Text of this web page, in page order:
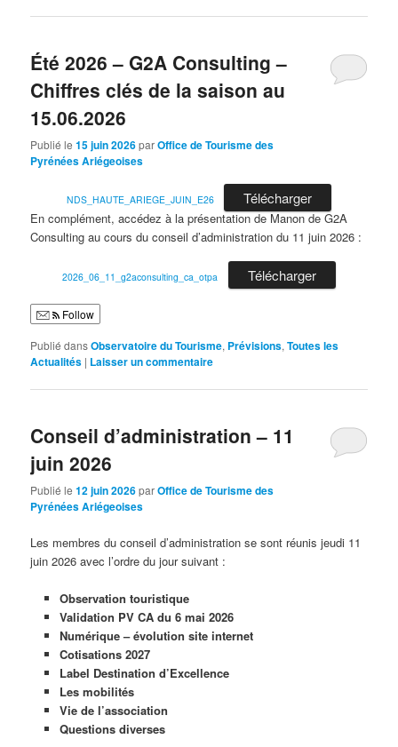
Été 2026 – G2A Consulting –
Chiffres clés de la saison au
15.06.2026
Publié le15 juin 2026parOffice de Tourisme des
Pyrénées Ariégeoises
NDS_HAUTE_ARIEGE_JUIN_E26 Télécharger
En complément, accédez à la présentation de Manon de G2A
Consulting au cours du conseil d’administration du 11 juin 2026 :
2026_06_11_g2aconsulting_ca_otpa Télécharger
Follow
Publié dansObservatoire du Tourisme, Prévisions,Toutes les
Actualités | Laisser un commentaire
Conseil d’administration – 11
juin 2026
Publié le12 juin 2026parOffice de Tourisme des
Pyrénées Ariégeoises
Les membres du conseil d’administration se sont réunis jeudi 11
juin 2026 avec l’ordre du jour suivant :
Observation touristique
Validation PV CA du 6 mai 2026
Numérique – évolution site internet
Cotisations 2027
Label Destination d’Excellence
Les mobilités
Vie de l’association
Questions diverses